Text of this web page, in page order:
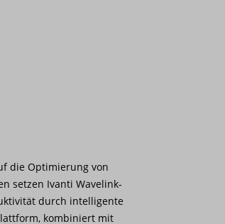
die Optimierung von
setzen Ivanti Wavelink-
durch intelligente
kombiniert mit